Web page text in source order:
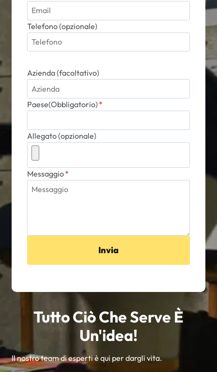
Telefono (opzionale)
Azienda (facoltativo)
Paese(Obbligatorio) *
Allegato (opzionale)
Messaggio*
Invia
Tutto Ciò Che Serve È
Un'idea!
Il nostro team di esperti è qui per dargli vita.